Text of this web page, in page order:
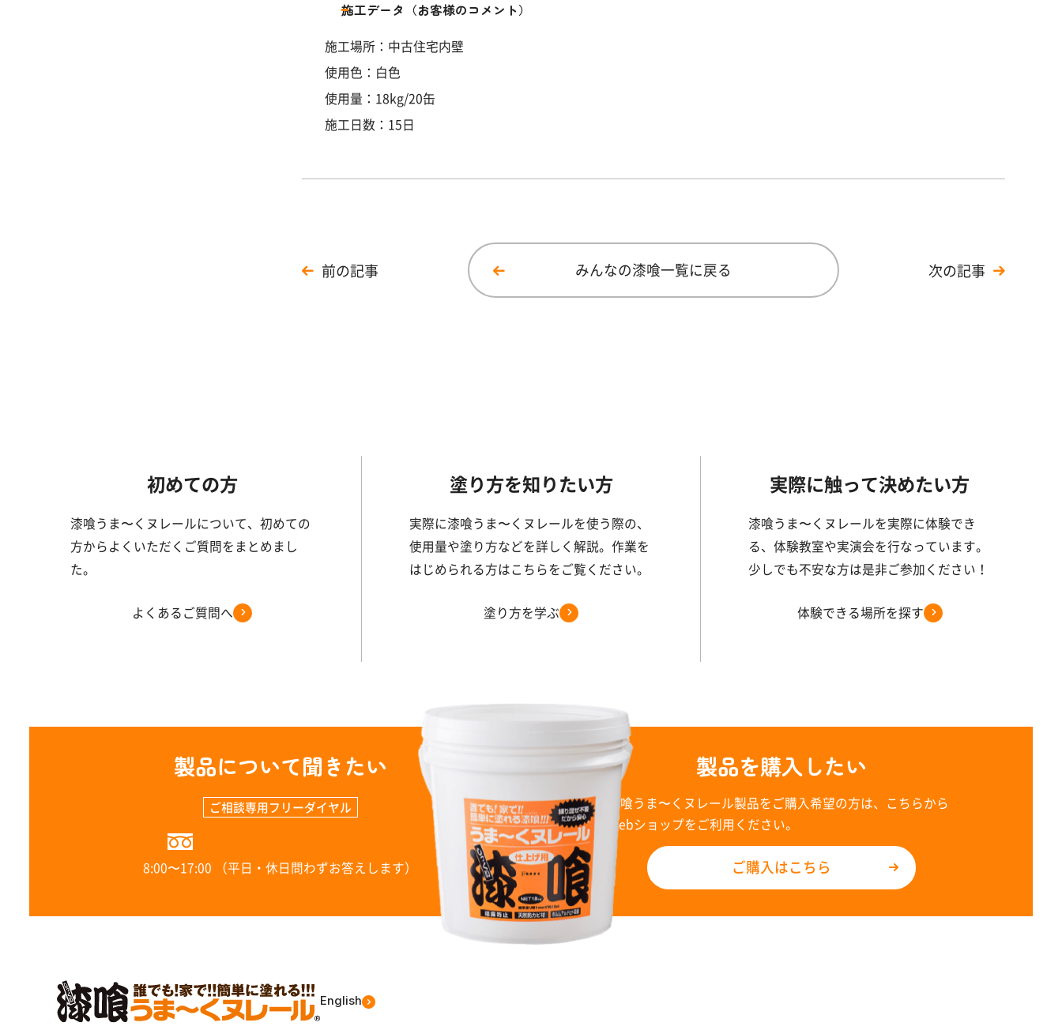
施工データ
（お客様のコメント）
施工場所：中古住宅内壁
使用色：白色
使用量：18kg/20缶
施工日数：15日
前の記事 みんなの漆喰一覧に戻る 次の記事
初めての方
漆喰うま〜くヌレールについて、初めての
方からよくいただくご質問をまとめまし
た。
よくあるご質問へ
塗り方を知りたい方
実際に漆喰うま〜くヌレールを使う際の、
使用量や塗り方などを詳しく解説。作業を
はじめられる方はこちらをご覧ください。
塗り方を学ぶ
実際に触って決めたい方
漆喰うま〜くヌレールを実際に体験でき
る、体験教室や実演会を行なっています。
少しでも不安な方は是非ご参加ください！
体験できる場所を探す
製品について聞きたい
ご相談専用フリーダイヤル
8:00〜17:00 （平日・休日問わずお答えします）
製品を購入したい
漆喰うま〜くヌレール製品をご購入希望の方は、こちらから
Webショップをご利用ください。
ご購入はこちら
English